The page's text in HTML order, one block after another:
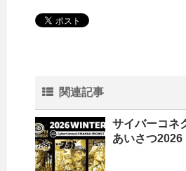
関連記事
サイバーコネ
あいさつ2026